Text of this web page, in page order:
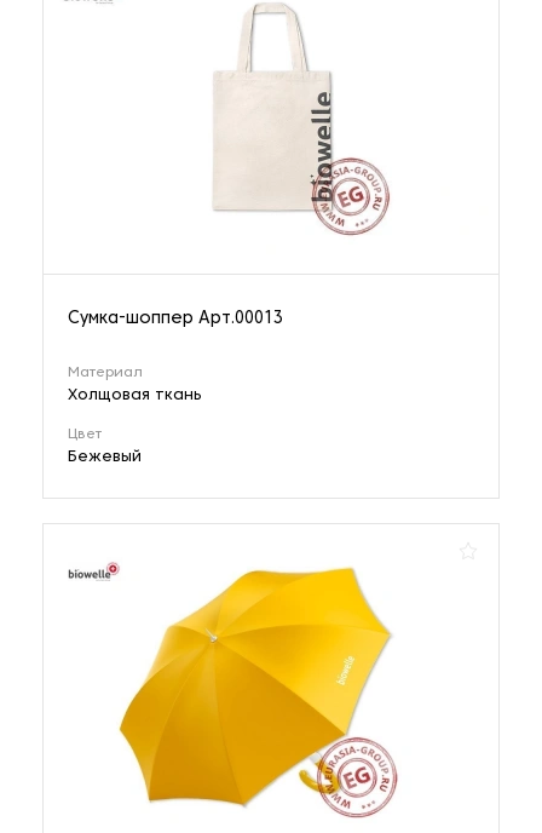
Сумка-шоппер Арт.00013
Материал
Холщовая ткань
Цвет
Бежевый